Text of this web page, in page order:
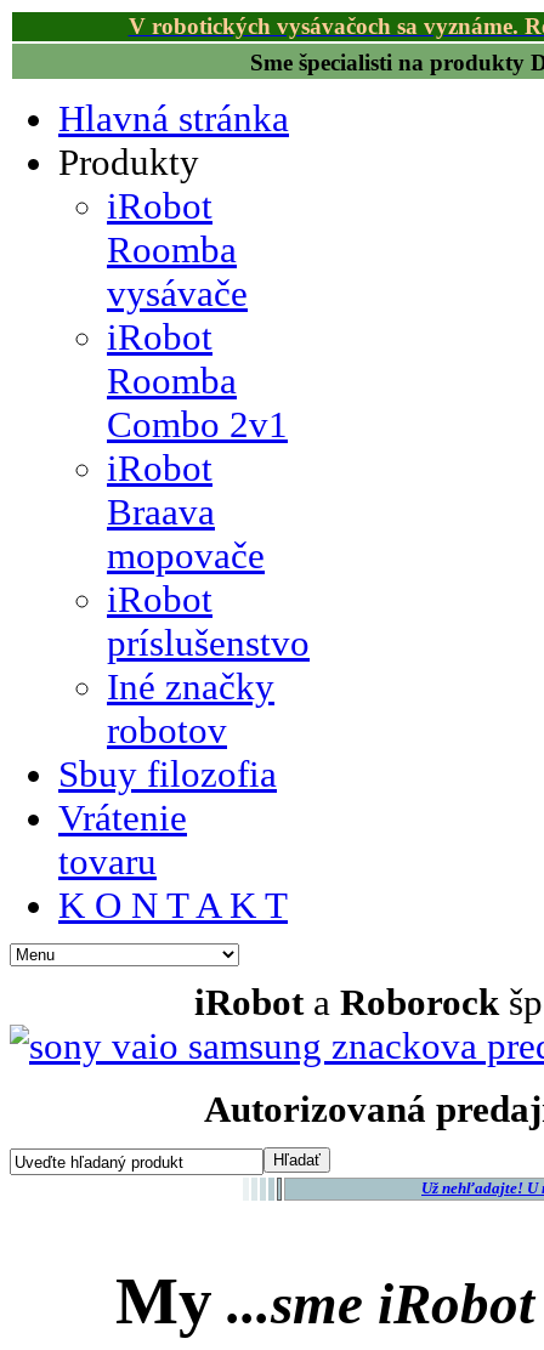
V robotických vysávačoch sa vyznáme.
Sme špecialisti na produkty
Hlavná stránka
Produkty
iRobot
Roomba
vysávače
iRobot
Roomba
Combo 2v1
iRobot
Braava
mopovače
iRobot
príslušenstvo
Iné značky
robotov
Sbuy filozofia
Vrátenie
tovaru
K O N T A K T
iRobot a Roborock
Autorizovaná
Už nehľadajte! U
My ...sme iRobot